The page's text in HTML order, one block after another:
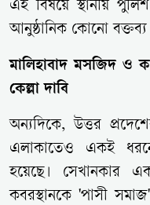
এই বিষয়ে স্থানীয়
আনুষ্ঠানিক কোনো বক্তব্য
মালিহাবাদ মসজিদ ও
কেল্লা দাবি
অন্যদিকে, উত্তর
এলাকাতেও একই
হয়েছে। সেখানকার
কবরস্থানকে 'পাসী